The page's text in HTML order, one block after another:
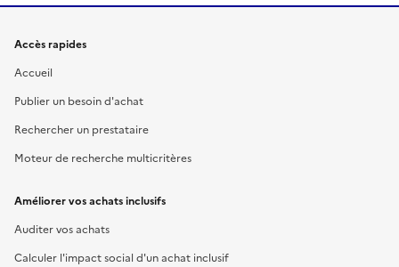
Accès rapides
Accueil
Publier un besoin d'achat
Rechercher un prestataire
Moteur de recherche multicritères
Améliorer vos achats inclusifs
Auditer vos achats
Calculer l'impact social d'un achat inclusif